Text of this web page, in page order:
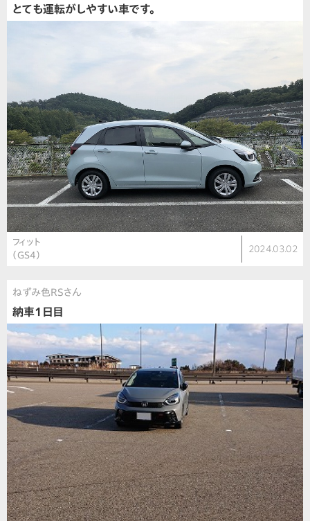
とても運転がしやすい車です。
フィット
（GS4）
2024.03.02
ねずみ色RSさん
納車1日目